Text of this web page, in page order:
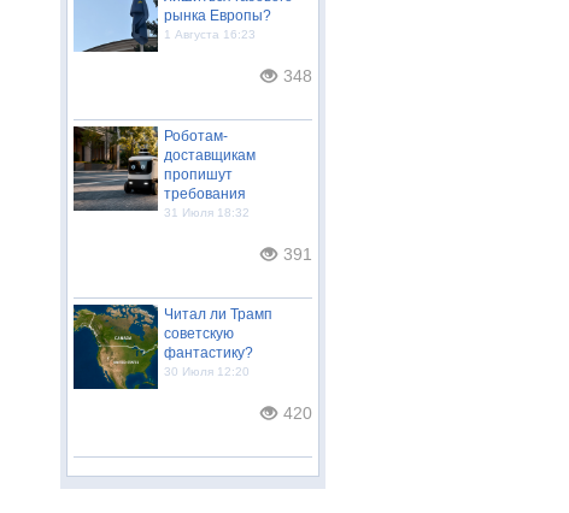
рынка Европы?
1 Августа 16:23
348
Роботам-
доставщикам
пропишут
требования
31 Июля 18:32
391
Читал ли Трамп
советскую
фантастику?
30 Июля 12:20
420